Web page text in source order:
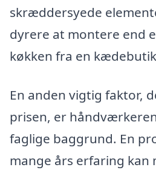
skræddersyede
dyrere at montere end
køkken fra en
En anden vigtig faktor,
prisen, er
faglige baggrund. En
mange års erfaring kan